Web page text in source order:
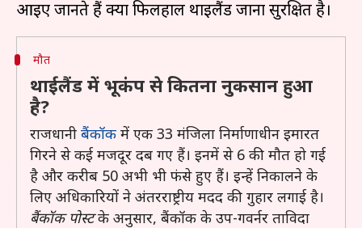
मौत
थाईलैंड में भूकंप से कितना नुकसान हुआ
है?
राजधानी बैंकॉक में एक 33 मंजिला निर्माणाधीन इमारत
गिरने से कई मजदूर दब गए हैं। इनमें से 6 की मौत हो गई
है और करीब 50 अभी भी फंसे हुए हैं। इन्हें निकालने के
लिए अधिकारियों ने अंतरराष्ट्रीय मदद की गुहार लगाई है।
बैंकॉक पोस्टके अनुसार, बैंकॉक के उप-गवर्नर ताविदा